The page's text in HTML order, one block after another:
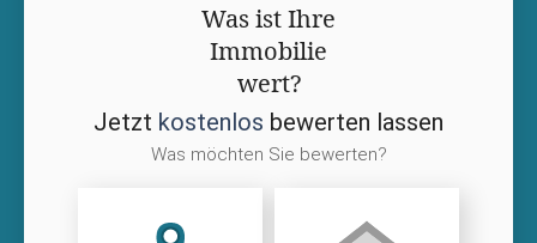
Was ist Ihre
Immobilie
wert?
Jetzt kostenlos bewerten lassen
Was möchten Sie bewerten?